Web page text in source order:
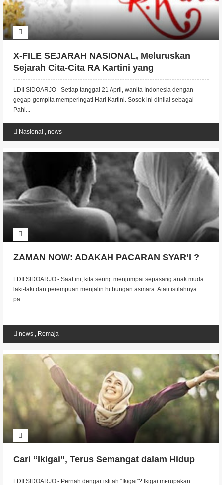
X-FILE SEJARAH NASIONAL, Meluruskan
Sejarah Cita-Cita RA Kartini yang
Sesungguhnya Islami Ingin Pahami Alquran,
Jadi Muslimah Sejati
LDII SIDOARJO - Setiap tanggal 21 April, wanita Indonesia dengan
gegap-gempita memperingati Hari Kartini. Sosok ini dinilai sebagai
Pahl...
Nasional , news
ZAMAN NOW: ADAKAH PACARAN SYAR’I ?
LDII SIDOARJO - Saat ini, kita sering menjumpai sepasang anak muda
laki-laki dan perempuan menjalin hubungan asmara. Atau istilahnya
pa...
news , Remaja
Cari “Ikigai”, Terus Semangat dalam Hidup
LDII SIDOARJO - Pernah dengar istilah “Ikigai”? Ikigai merupakan